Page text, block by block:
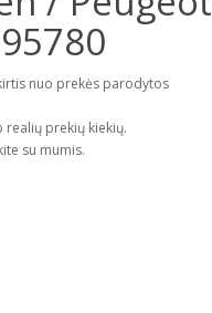
nuo prekės parodytos
realių prekių kiekių.
su mumis.